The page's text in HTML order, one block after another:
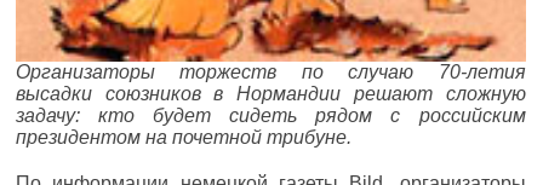
Организаторы торжеств по случаю 70-летия
высадки союзников в Нормандии решают сложную
задачу: кто будет сидеть рядом с российским
президентом на почетной трибуне.